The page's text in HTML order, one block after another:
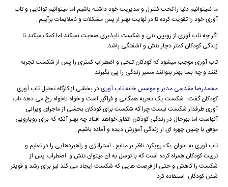
ما نمیتوانیم دنیا را تحت کنترل و مدیریت خود داشته باشیم اما میتوانیم توانایی و تاب
آوری خود را تقویت کرده تا در نهایت بهتر از پس مشکلات و ناملایمات برآییم .
اگر چه تاب آوری از رویین تنی و شکست ناپذیری صحبت نمیکند اما کمک میکند تا
زندگی کودکان کمتر دچار تنش و آشفتگی باشد.
تاب آوری موجب میشود که کودکان تلخی و اضطراب کمتری را پس از شکست تجربه
کنند و چه بسا بهتر بتوانند مسیر زندگی را پی بگبرند.
محمدرضا مقدسی مدیر و موسس خانه تاب آوریدر بخشی از کارگاه تحلیل تاب آوری
کودکان گفت : شکست یک تجربه همگانی و فراگیر است و خواه ناخواه رخ می دهد تاب
آوری طرفدار شکست نیست چرا که شکست برای کودکان بخشی از ماجرای ویرانی
آنهاست اما بهرحال در زندگی کودکان اتفاق خواهد افتاد چه بهتر آنکه که برای رویارویی
موفق با چنین چهره ای از زندگی آموزش دیده و آماده باشیم .
تاب آوری به عنوان یک رویکرد ناظر بر منابع ، استراتژی و راهبردهایی را در تعلیم و
تربیت کودکان همراه کرده است که با توسل به آن میتوان تنش و اضطراب پس از
شکست را کاهش و حتی از فرصت هایی که شکست ایجاد می کند نیز برای رشد و قویتر
شدن کودکان استفاده کرد.